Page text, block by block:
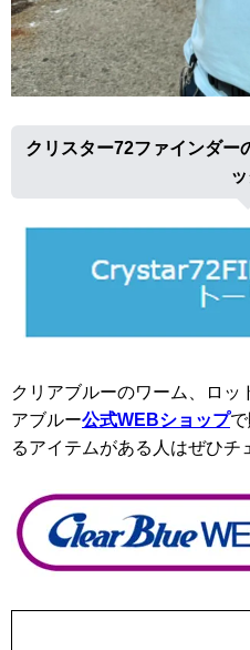
クリスター72ファインダー
クリアブルーのワーム、ロッ
アブルー公式WEBショップ
るアイテムがある人はぜひチ